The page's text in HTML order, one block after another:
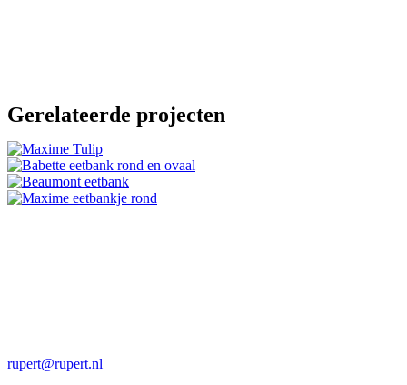
Gerelateerde projecten
rupert@rupert.nl